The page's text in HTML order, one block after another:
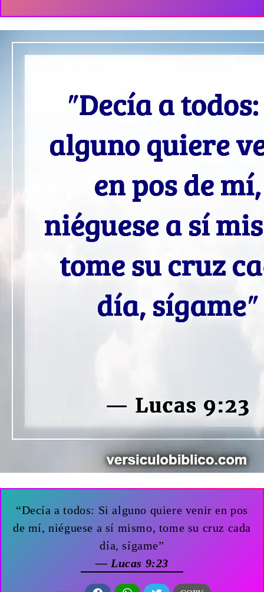
“Decía a todos: Si alguno quiere venir en pos
de mí, niéguese a sí mismo, tome su cruz cada
día, sígame”
— Lucas 9:23